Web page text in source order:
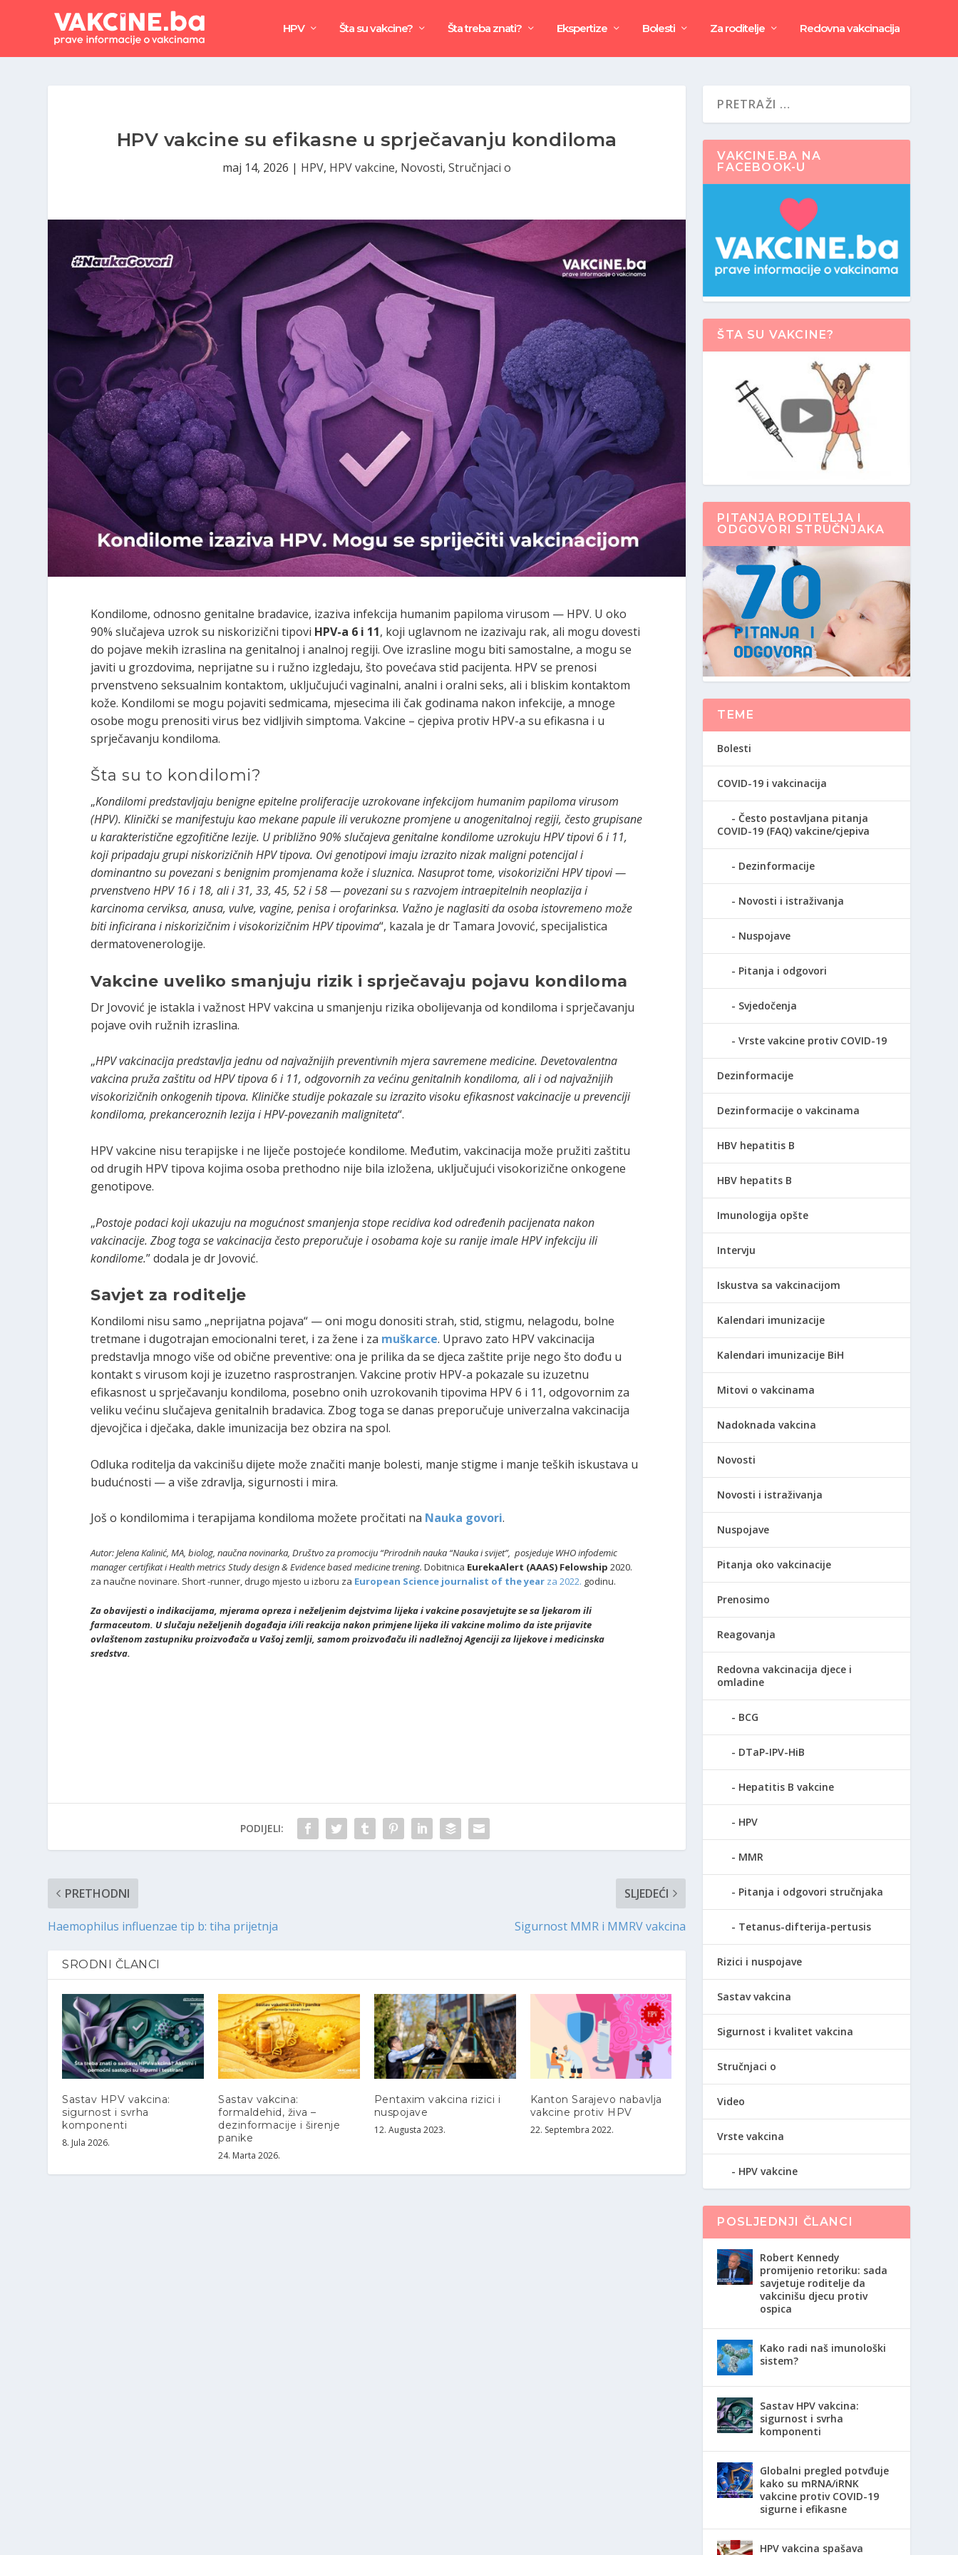
HPV Šta su vakcine? Šta treba znati? Ekspertize Bolesti Za roditelje Redovna vakcinacija
HPV vakcine su efikasne u sprječavanju kondiloma
maj 14, 2026 | HPV, HPV vakcine, Novosti,Stručnjaci o
Kondilome, odnosno genitalne bradavice, izaziva infekcija humanim papiloma virusom — HPV. U oko
90% slučajeva uzrok su niskorizični tipovi HPV-a 6 i 11, koji uglavnom ne izazivaju rak, ali mogu dovesti
do pojave mekih izraslina na genitalnoj i analnoj regiji. Ove izrasline mogu biti samostalne, a mogu se
javiti u grozdovima, neprijatne su i ružno izgledaju, što povećava stid pacijenta. HPV se prenosi
prvenstveno seksualnim kontaktom, uključujući vaginalni, analni i oralni seks, ali i bliskim kontaktom
kože. Kondilomi se mogu pojaviti sedmicama, mjesecima ili čak godinama nakon infekcije, a mnoge
osobe mogu prenositi virus bez vidljivih simptoma. Vakcine – cjepiva protiv HPV-a su efikasna i u
sprječavanju kondiloma.
Šta su to kondilomi?
„Kondilomi predstavljaju benigne epitelne proliferacije uzrokovane infekcijom humanim papiloma virusom
(HPV). Klinički se manifestuju kao mekane papule ili verukozne promjene u anogenitalnoj regiji, često grupisane
u karakteristične egzofitične lezije. U približno 90% slučajeva genitalne kondilome uzrokuju HPV tipovi 6 i 11,
koji pripadaju grupi niskorizičnih HPV tipova. Ovi genotipovi imaju izrazito nizak maligni potencijal i
dominantno su povezani s benignim promjenama kože i sluznica. Nasuprot tome, visokorizični HPV tipovi —
prvenstveno HPV 16 i 18, ali i 31, 33, 45, 52 i 58 — povezani su s razvojem intraepitelnih neoplazija i
karcinoma cerviksa, anusa, vulve, vagine, penisa i orofarinksa. Važno je naglasiti da osoba istovremeno može
biti inficirana i niskorizičnim i visokorizičnim HPV tipovima“, kazala je dr Tamara Jovović, specijalistica
dermatovenerologije.
Vakcine uveliko smanjuju rizik i sprječavaju pojavu kondiloma
Dr Jovović je istakla i važnost HPV vakcina u smanjenju rizika obolijevanja od kondiloma i sprječavanju
pojave ovih ružnih izraslina.
„HPV vakcinacija predstavlja jednu od najvažnijih preventivnih mjera savremene medicine. Devetovalentna
vakcina pruža zaštitu od HPV tipova 6 i 11, odgovornih za većinu genitalnih kondiloma, ali i od najvažnijih
visokorizičnih onkogenih tipova. Kliničke studije pokazale su izrazito visoku efikasnost vakcinacije u prevenciji
kondiloma, prekanceroznih lezija i HPV-povezanih maligniteta“.
HPV vakcine nisu terapijske i ne liječe postojeće kondilome. Međutim, vakcinacija može pružiti zaštitu
od drugih HPV tipova kojima osoba prethodno nije bila izložena, uključujući visokorizične onkogene
genotipove.
„Postoje podaci koji ukazuju na mogućnost smanjenja stope recidiva kod određenih pacijenata nakon
vakcinacije. Zbog toga se vakcinacija često preporučuje i osobama koje su ranije imale HPV infekciju ili
kondilome.” dodala je dr Jovović.
Savjet za roditelje
Kondilomi nisu samo „neprijatna pojava“ — oni mogu donositi strah, stid, stigmu, nelagodu, bolne
tretmane i dugotrajan emocionalni teret, i za žene i za muškarce. Upravo zato HPV vakcinacija
predstavlja mnogo više od obične preventive: ona je prilika da se djeca zaštite prije nego što dođu u
kontakt s virusom koji je izuzetno rasprostranjen. Vakcine protiv HPV-a pokazale su izuzetnu
efikasnost u sprječavanju kondiloma, posebno onih uzrokovanih tipovima HPV 6 i 11, odgovornim za
veliku većinu slučajeva genitalnih bradavica. Zbog toga se danas preporučuje univerzalna vakcinacija
djevojčica i dječaka, dakle imunizacija bez obzira na spol.
Odluka roditelja da vakcinišu dijete može značiti manje bolesti, manje stigme i manje teških iskustava u
budućnosti — a više zdravlja, sigurnosti i mira.
Još o kondilomima i terapijama kondiloma možete pročitati na Nauka govori.
Autor: Jelena Kalinić, MA, biolog, naučna novinarka, Društvo za promociju “Prirodnih nauka “Nauka i svijet”, posjeduje WHO infodemic
manager certifikat i Health metrics Study design & Evidence based medicine trening. Dobitnica EurekaAlert (AAAS) Felowship 2020.
za naučne novinare. Short -runner, drugo mjesto u izboru za European Science journalist of the year za 2022. godinu.
Za obavijesti o indikacijama, mjerama opreza i neželjenim dejstvima lijeka i vakcine posavjetujte se sa ljekarom ili
farmaceutom. U slučaju neželjenih događaja i/ili reakcija nakon primjene lijeka ili vakcine molimo da iste prijavite
ovlaštenom zastupniku proizvođača u Vašoj zemlji, samom proizvođaču ili nadležnoj Agenciji za lijekove i medicinska
sredstva.
PODIJELI:
PRETHODNI
Haemophilus influenzae tip b: tiha prijetnja
SLJEDEĆI
Sigurnost MMR i MMRV vakcina
SRODNI ČLANCI
Sastav HPV vakcina:
sigurnost i svrha
komponenti
8. Jula 2026.
Sastav vakcina:
formaldehid, živa –
dezinformacije i širenje
panike
24. Marta 2026.
Pentaxim vakcina rizici i
nuspojave
12. Augusta 2023.
Kanton Sarajevo nabavlja
vakcine protiv HPV
22. Septembra 2022.
VAKCINE.BA NA
FACEBOOK-U
ŠTA SU VAKCINE?
PITANJA RODITELJA I
ODGOVORI STRUČNJAKA
TEME
Bolesti
COVID-19 i vakcinacija
Često postavljana pitanja
COVID-19 (FAQ) vakcine/cjepiva
Dezinformacije
Novosti i istraživanja
Nuspojave
Pitanja i odgovori
Svjedočenja
Vrste vakcine protiv COVID-19
Dezinformacije
Dezinformacije o vakcinama
HBV hepatitis B
HBV hepatits B
Imunologija opšte
Intervju
Iskustva sa vakcinacijom
Kalendari imunizacije
Kalendari imunizacije BiH
Mitovi o vakcinama
Nadoknada vakcina
Novosti
Novosti i istraživanja
Nuspojave
Pitanja oko vakcinacije
Prenosimo
Reagovanja
Redovna vakcinacija djece i
omladine
BCG
DTaP-IPV-HiB
Hepatitis B vakcine
HPV
MMR
Pitanja i odgovori stručnjaka
Tetanus-difterija-pertusis
Rizici i nuspojave
Sastav vakcina
Sigurnost i kvalitet vakcina
Stručnjaci o
Video
Vrste vakcina
HPV vakcine
POSLJEDNJI ČLANCI
Robert Kennedy
promijenio retoriku: sada
savjetuje roditelje da
vakcinišu djecu protiv
ospica
Kako radi naš imunološki
sistem?
Sastav HPV vakcina:
sigurnost i svrha
komponenti
Globalni pregled potvđuje
kako su mRNA/iRNK
vakcine protiv COVID-19
sigurne i efikasne
HPV vakcina spašava